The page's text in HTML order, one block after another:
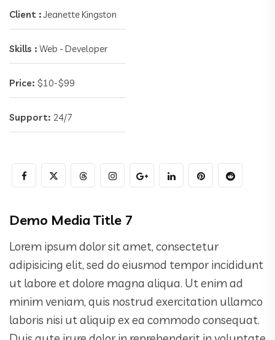
Client : Jeanette Kingston
Skills : Web - Developer
Price: $10-$99
Support: 24/7
Demo Media Title 7
Lorem ipsum dolor sit amet, consectetur
adipisicing elit, sed do eiusmod tempor incididunt
ut labore et dolore magna aliqua. Ut enim ad
minim veniam, quis nostrud exercitation ullamco
laboris nisi ut aliquip ex ea commodo consequat.